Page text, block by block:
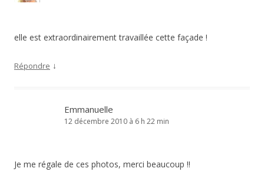
elle est extraordinairement travaillée cette façade !
Répondre ↓
Emmanuelle
12 décembre 2010 à 6 h 22 min
Je me régale de ces photos, merci beaucoup !!